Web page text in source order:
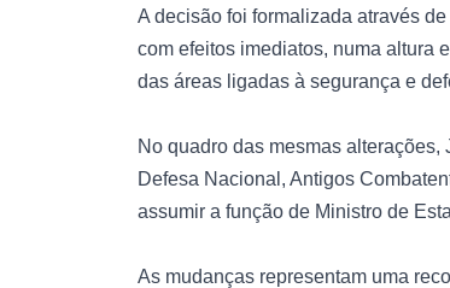
A decisão foi formalizada através
com efeitos imediatos, numa altura
das áreas ligadas à segurança e
No quadro das mesmas
Defesa Nacional, Antigos
assumir a função de Ministro de
As mudanças representam uma